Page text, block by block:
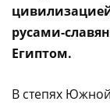
русами-
Египтом.
В степях